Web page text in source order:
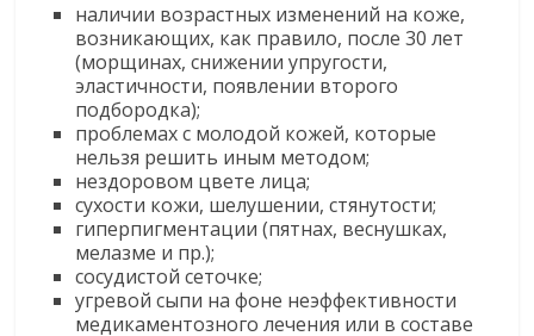
наличии возрастных изменений на коже,
возникающих, как правило, после 30 лет
(морщинах, снижении упругости,
эластичности, появлении второго
подбородка);
проблемах с молодой кожей, которые
нельзя решить иным методом;
нездоровом цвете лица;
сухости кожи, шелушении, стянутости;
гиперпигментации (пятнах, веснушках,
мелазме и пр.);
сосудистой сеточке;
угревой сыпи на фоне неэффективности
медикаментозного лечения или в составе